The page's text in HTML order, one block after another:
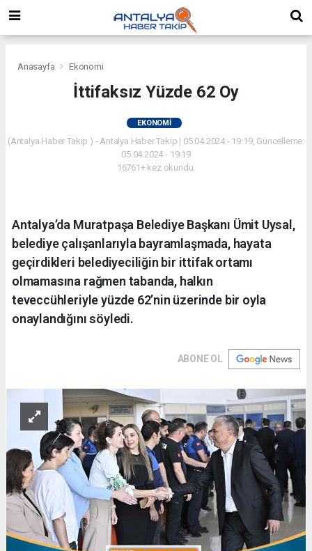
Anasayfa Ekonomi
İttifaksız Yüzde 62 Oy
EKONOMI
(Antalya Haber Takip ) - Antalya Haber Takip | 05.04.2024 - 19:19, Güncelleme:
05.04.2024 - 19:19
16761+ kez okundu.
Antalya’da Muratpaşa Belediye Başkanı Ümit Uysal,
belediye çalışanlarıyla bayramlaşmada, hayata
geçirdikleri belediyeciliğin bir ittifak ortamı
olmamasına rağmen tabanda, halkın
teveccühleriyle yüzde 62’nin üzerinde bir oyla
onaylandığını söyledi.
ABONE OL